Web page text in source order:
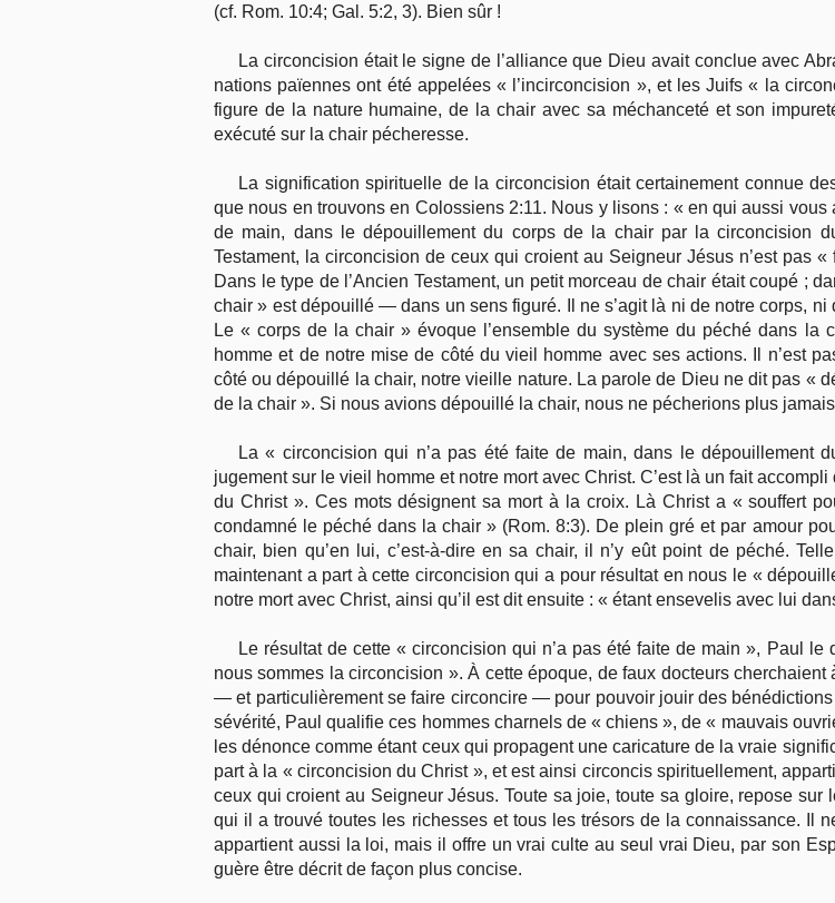
(cf. Rom. 10:4; Gal. 5:2, 3). Bien sûr !
La circoncision était le signe de l’alliance que Dieu avait conclue avec
nations païennes ont été appe­lées « l’incirconcision », et les Juifs « la
figure de la nature humaine, de la chair avec sa méchanceté et son
exécuté sur la chair pécheresse.
La signification spirituelle de la circoncision était certainement connue
que nous en trouvons en Colossiens 2:11. Nous y lisons : « en qui aussi
de main, dans le dépouillement du corps de la chair par la circoncision
Testament, la circoncision de ceux qui croient au Seigneur Jésus n’est pas «
Dans le type de l’Ancien Testament, un petit morceau de chair était coupé ;
chair » est dépouillé — dans un sens figuré. Il ne s’agit là ni de notre corps,
Le « corps de la chair » évoque l’ensemble du système du péché dans
homme et de notre mise de côté du vieil homme avec ses actions. Il n’est
côté ou dépouillé la chair, notre vieille nature. La parole de Dieu ne dit pas «
de la chair ». Si nous avions dépouillé la chair, nous ne pécherions plus
La « circoncision qui n’a pas été faite de main, dans le dépouillement
jugement sur le vieil homme et notre mort avec Christ. C’est là un fait
du Christ ». Ces mots désignent sa mort à la croix. Là Christ a « souffert
condamné le péché dans la chair » (Rom. 8:3). De plein gré et par amour
chair, bien qu’en lui, c’est-à-dire en sa chair, il n’y eût point de péché.
maintenant a part à cette circoncision qui a pour résultat en nous le «
notre mort avec Christ, ainsi qu’il est dit ensuite : « étant ensevelis avec lui
Le résultat de cette « circoncision qui n’a pas été faite de main », Paul
nous sommes la circoncision ». À cette époque, de faux docteurs
— et particulièrement se faire circoncire — pour pouvoir jouir des
sévérité, Paul qualifie ces hommes charnels de « chiens », de « mauvais
les dénonce comme étant ceux qui propagent une caricature de la vraie
part à la « circoncision du Christ », et est ainsi circoncis spirituellement,
ceux qui croient au Seigneur Jésus. Toute sa joie, toute sa gloire, repose
qui il a trouvé toutes les richesses et tous les trésors de la connaissance. Il
appartient aussi la loi, mais il offre un vrai culte au seul vrai Dieu, par son
guère être décrit de façon plus concise.